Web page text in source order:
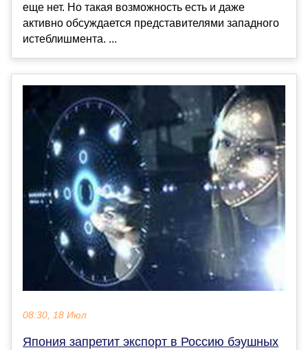
еще нет. Но такая возможность есть и даже
активно обсуждается представителями западного
истеблишмента. ...
08:30, 18 Июл
Япония запретит экспорт в Россию бэушных